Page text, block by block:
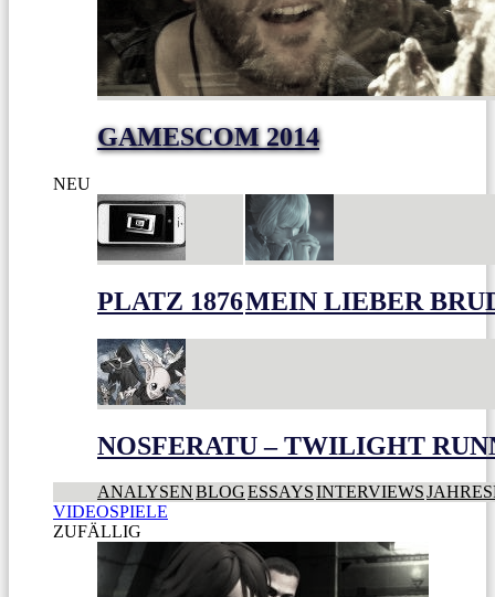
GAMESCOM 2014
NEU
PLATZ 1876MEIN LIEBER
NOSFERATU – TWILIGHT
ANALYSENBLOGESSAYSINTERVIEWS
VIDEOSPIELE
ZUFÄLLIG